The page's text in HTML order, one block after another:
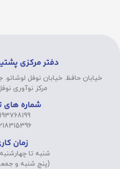
دفتر مرکزی
مرکز نوآوری
شماره های
زمان
شنبه تا چهارشنبه 10 الی 18
(پنج شنبه و